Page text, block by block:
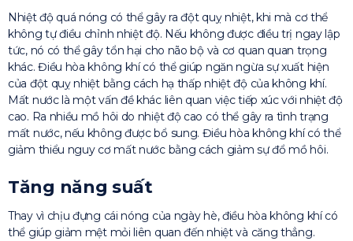
Nhiệt độ quá nóng có thể gây ra đột quỵ nhiệt, khi mà cơ thể
không tự điều chỉnh nhiệt độ. Nếu không được điều trị ngay lập
tức, nó có thể gây tổn hại cho não bộ và cơ quan quan trọng
khác. Điều hòa không khí có thể giúp ngăn ngừa sự xuất hiện
của đột quỵ nhiệt bằng cách hạ thấp nhiệt độ của không khí.
Mất nước là một vấn đề khác liên quan việc tiếp xúc với nhiệt độ
cao. Ra nhiều mồ hôi do nhiệt độ cao có thể gây ra tình trạng
mất nước, nếu không được bổ sung. Điều hòa không khí có thể
giảm thiểu nguy cơ mất nước bằng cách giảm sự đổ mồ hôi.
Tăng năng suất
Thay vì chịu đựng cái nóng của ngày hè, điều hòa không khí có
thể giúp giảm mệt mỏi liên quan đến nhiệt và căng thẳng.